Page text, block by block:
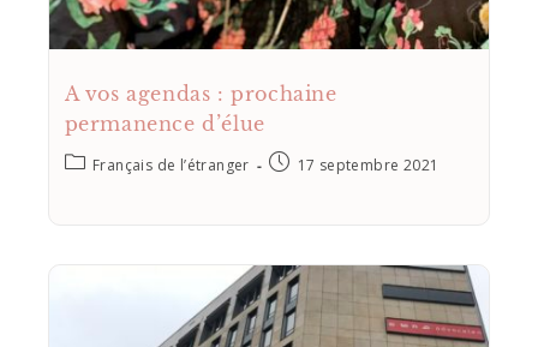
A vos agendas : prochaine
permanence d’élue
Français de l’étranger 17 septembre 2021